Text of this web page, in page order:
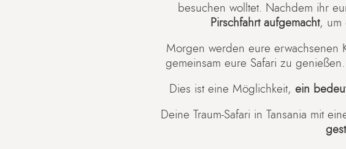
besuchen wolltet. Nachdem ihr
Pirschfahrt aufgemacht, um
Morgen werden eure erwachsenen
gemeinsam eure Safari zu
Dies ist eine Möglichkeit, ein
Deine Traum-Safari in Tansania mit